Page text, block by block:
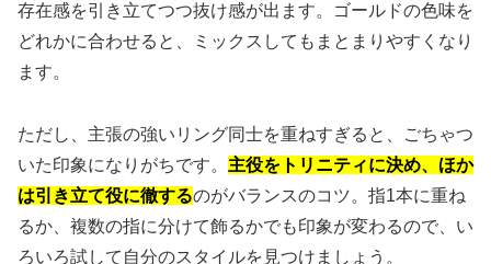
存在感を引き立てつつ抜け感が出ます。ゴールドの色味を
どれかに合わせると、ミックスしてもまとまりやすくなり
ます。
ただし、主張の強いリング同士を重ねすぎると、ごちゃつ
いた印象になりがちです。 主役をトリニティに決め、ほか
は引き立て役に徹するのがバランスのコツ。指1本に重ね
るか、複数の指に分けて飾るかでも印象が変わるので、い
ろいろ試して自分のスタイルを見つけましょう。